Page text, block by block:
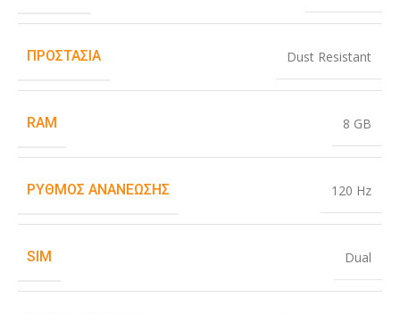
ΠΡΟΣΤΑΣΊΑ Dust Resistant
RAM 8 GB
ΡΥΘΜΌΣ ΑΝΑΝΈΩΣΗΣ 120 Hz
SIM Dual